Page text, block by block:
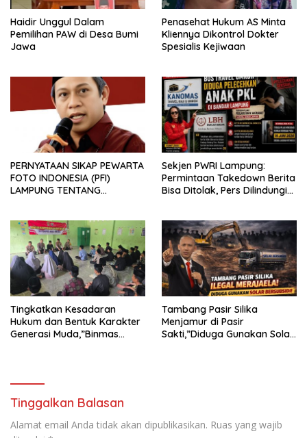
Haidir Unggul Dalam
Pemilihan PAW di Desa Bumi
Jawa
Penasehat Hukum AS Minta
Kliennya Dikontrol Dokter
Spesialis Kejiwaan
PERNYATAAN SIKAP PEWARTA
FOTO INDONESIA (PFI)
LAMPUNG TENTANG
TERHADAP JURNALIS DI
PENGADILAN NEGERI
TANJUNG KARANG.
Sekjen PWRI Lampung:
Permintaan Takedown Berita
Bisa Ditolak, Pers Dilindungi
Tingkatkan Kesadaran
Hukum dan Bentuk Karakter
Generasi Muda,”Binmas
Tambang Pasir Silika
Menjamur di Pasir
Sakti,”Diduga Gunakan Solar
Tinggalkan Balasan
Alamat email Anda tidak akan dipublikasikan. Ruas yang wajib